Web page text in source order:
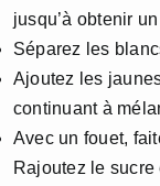
jusqu’à obtenir
Séparez les
Ajoutez les
continuant à
Avec un fouet,
Rajoutez le sucre